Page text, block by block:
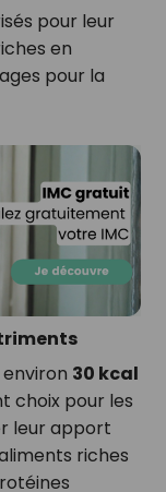
pour leur
en
pour la
30 kcal
choix pour les
leur apport
riches